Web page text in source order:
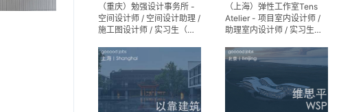
（重庆）勉强设计事务所 -
空间设计师 / 空间设计助理 /
施工图设计师 / 实习生（长
（上海）弹性工作室Tens
Atelier - 项目室内设计师 /
助理室内设计师 / 实习生